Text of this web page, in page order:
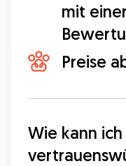
mit
Preise
Wie kann